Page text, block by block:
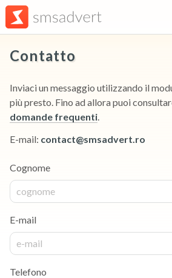
Contatto
Inviaci un messaggio utilizzando il
più presto. Fino ad allora puoi
domande frequenti.
E-mail: contact@smsadvert.ro
Cognome
E-mail
Telefono